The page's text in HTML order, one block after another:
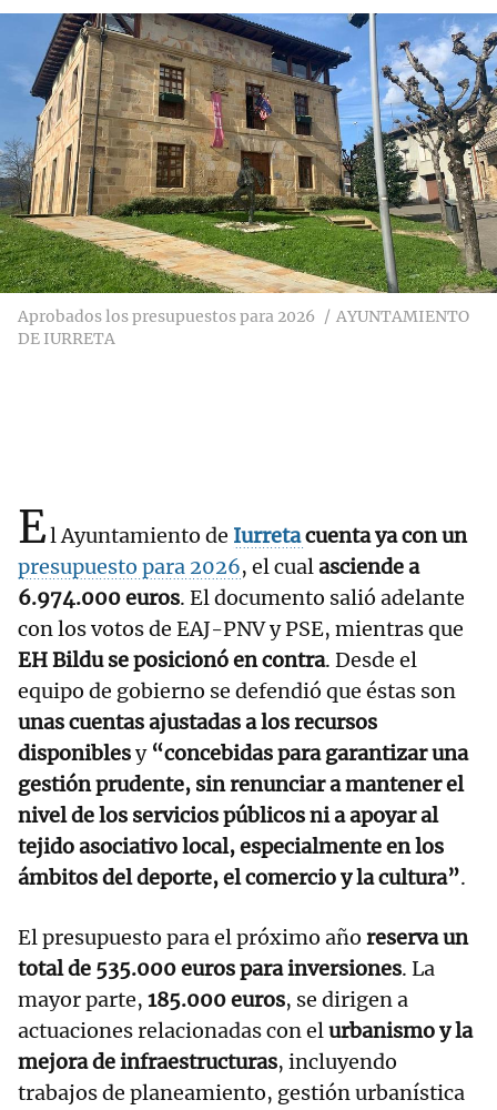
Aprobados los presupuestos para 2026
AYUNTAMIENTO
DE IURRETA
El Ayuntamiento de Iurretacuenta ya con un
presupuesto para 2026, el cualasciende a
6.974.000 euros. El documento salió adelante
con los votos de EAJ-PNV y PSE, mientras que
EH Bildu se posicionó en contra. Desde el
equipo de gobierno se defendió que éstas son
unas cuentas ajustadas a los recursos
disponiblesy “concebidas para garantizar una
gestión prudente, sin renunciar a mantener el
nivel de los servicios públicos ni a apoyar al
tejido asociativo local, especialmente en los
ámbitos del deporte, el comercio y la cultura”.
El presupuesto para el próximo año reserva un
total de 535.000 euros para inversiones. La
mayor parte, 185.000 euros, se dirigen a
actuaciones relacionadas con elurbanismo y la
mejora de infraestructuras, incluyendo
trabajos de planeamiento, gestión urbanística